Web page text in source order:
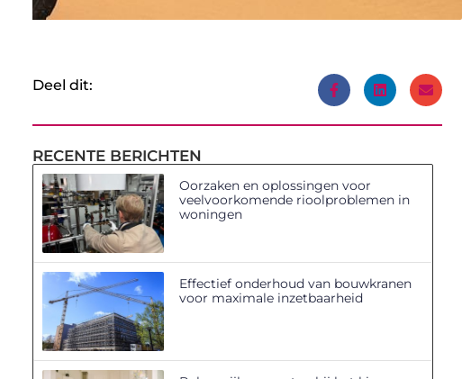
Deel dit:
RECENTE BERICHTEN
Oorzaken en oplossingen voor
veelvoorkomende rioolproblemen in
woningen
Effectief onderhoud van bouwkranen
voor maximale inzetbaarheid